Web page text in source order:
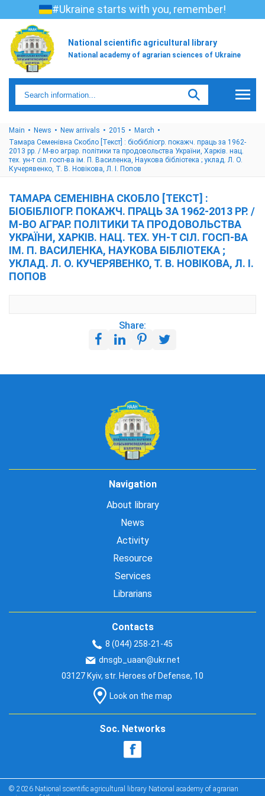
#Ukraine starts with you, remember!
National scientific agricultural library
National academy of agrarian sciences of Ukraine
Main News New arrivals 2015
March
Тамара Семенівна Скобло [Текст] : біобібліогр. покажч. праць за 1962-
2013 рр. / М-во аграр. політики та продовольства України, Харків. нац.
тех. ун-т сіл. госп-ва ім. П. Василенка, Наукова бібліотека ; уклад. Л. О.
Кучерявенко, Т. В. Новікова, Л. І. Попов
ТАМАРА СЕМЕНІВНА СКОБЛО [ТЕКСТ] :
БІОБІБЛІОГР. ПОКАЖЧ. ПРАЦЬ ЗА 1962-2013 РР. /
М-ВО АГРАР. ПОЛІТИКИ ТА ПРОДОВОЛЬСТВА
УКРАЇНИ, ХАРКІВ. НАЦ. ТЕХ. УН-Т СІЛ. ГОСП-ВА
ІМ. П. ВАСИЛЕНКА, НАУКОВА БІБЛІОТЕКА ;
УКЛАД. Л. О. КУЧЕРЯВЕНКО, Т. В. НОВІКОВА, Л. І.
ПОПОВ
Share:
Navigation
About library
News
Activity
Resource
Services
Librarians
Contacts
8 (044) 258-21-45
dnsgb_uaan@ukr.net
03127 Kyiv, str. Heroes of Defense, 10
Look on the map
Soc. Networks
© 2026 National scientific agricultural library National academy of agrarian